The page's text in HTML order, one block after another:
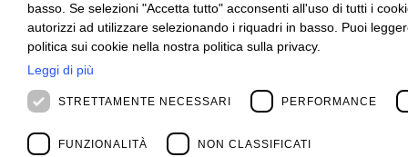
basso. Se selezioni "Accetta tutto" acconsenti all'uso di tutti i
autorizzi ad utilizzare selezionando i riquadri in basso. Puoi
politica sui cookie nella nostra politica sulla privacy.
Leggi di più
STRETTAMENTE NECESSARI PERFORMANCE
FUNZIONALITÀ NON CLASSIFICATI